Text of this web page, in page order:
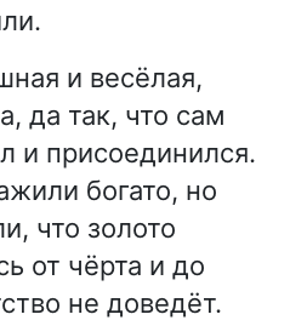
и весёлая,
да так, что сам
и присоединился.
богато, но
что золото
от чёрта и до
не доведёт.